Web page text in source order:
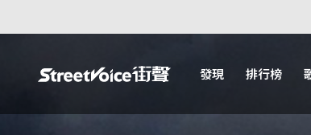
發現 排行榜